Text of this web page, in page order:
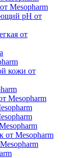
Mesopharm
рН от
от
кожи от
Mesopharm
Mesopharm